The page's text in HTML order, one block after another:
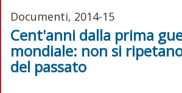
Documenti, 2014-15
Cent'anni dalla prima
mondiale: non si
del passato